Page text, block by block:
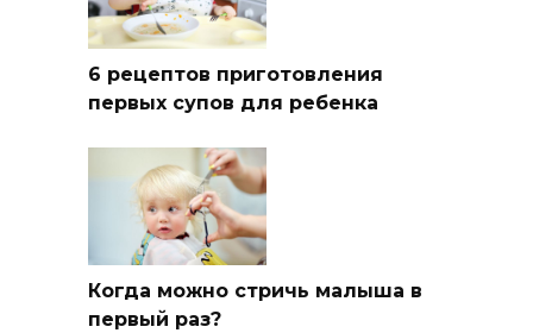
6 рецептов приготовления
первых супов для ребенка
Когда можно стричь малыша в
первый раз?